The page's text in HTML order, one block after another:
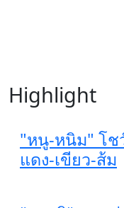
Highlight
"หนู-หนิม" โช
แดง-เขียว-ส้ม